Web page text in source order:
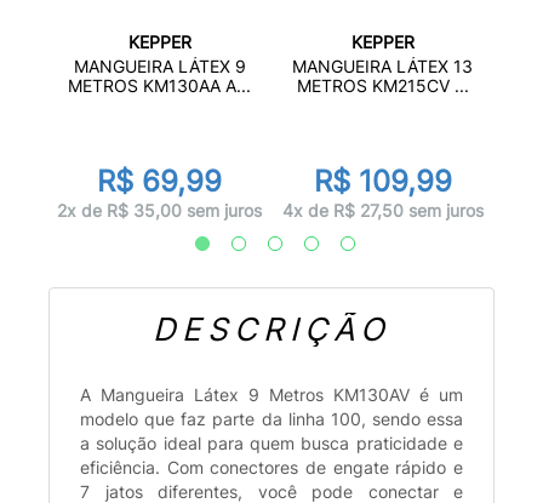
KEPPER
MANGUEIRA LÁTEX 9
METROS KM130AA A...
R$ 69,99
2x de R$ 35,00 sem juros
KEPPER
MANGUEIRA LÁTEX 13
METROS KM215CV ...
R$ 109,99
4x de R$ 27,50 sem juros
DESCRIÇÃO
A Mangueira Látex 9 Metros KM130AV é um
modelo que faz parte da linha 100, sendo essa
a solução ideal para quem busca praticidade e
eficiência. Com conectores de engate rápido e
7 jatos diferentes, você pode conectar e